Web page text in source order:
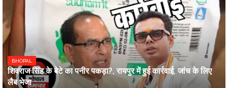
BHOPAL
शिवराज सिंह के बेटे का पनीर पकड़ा?, रायपुर में हुई कार्रवाई, जांच के लिए
लैब भेजा